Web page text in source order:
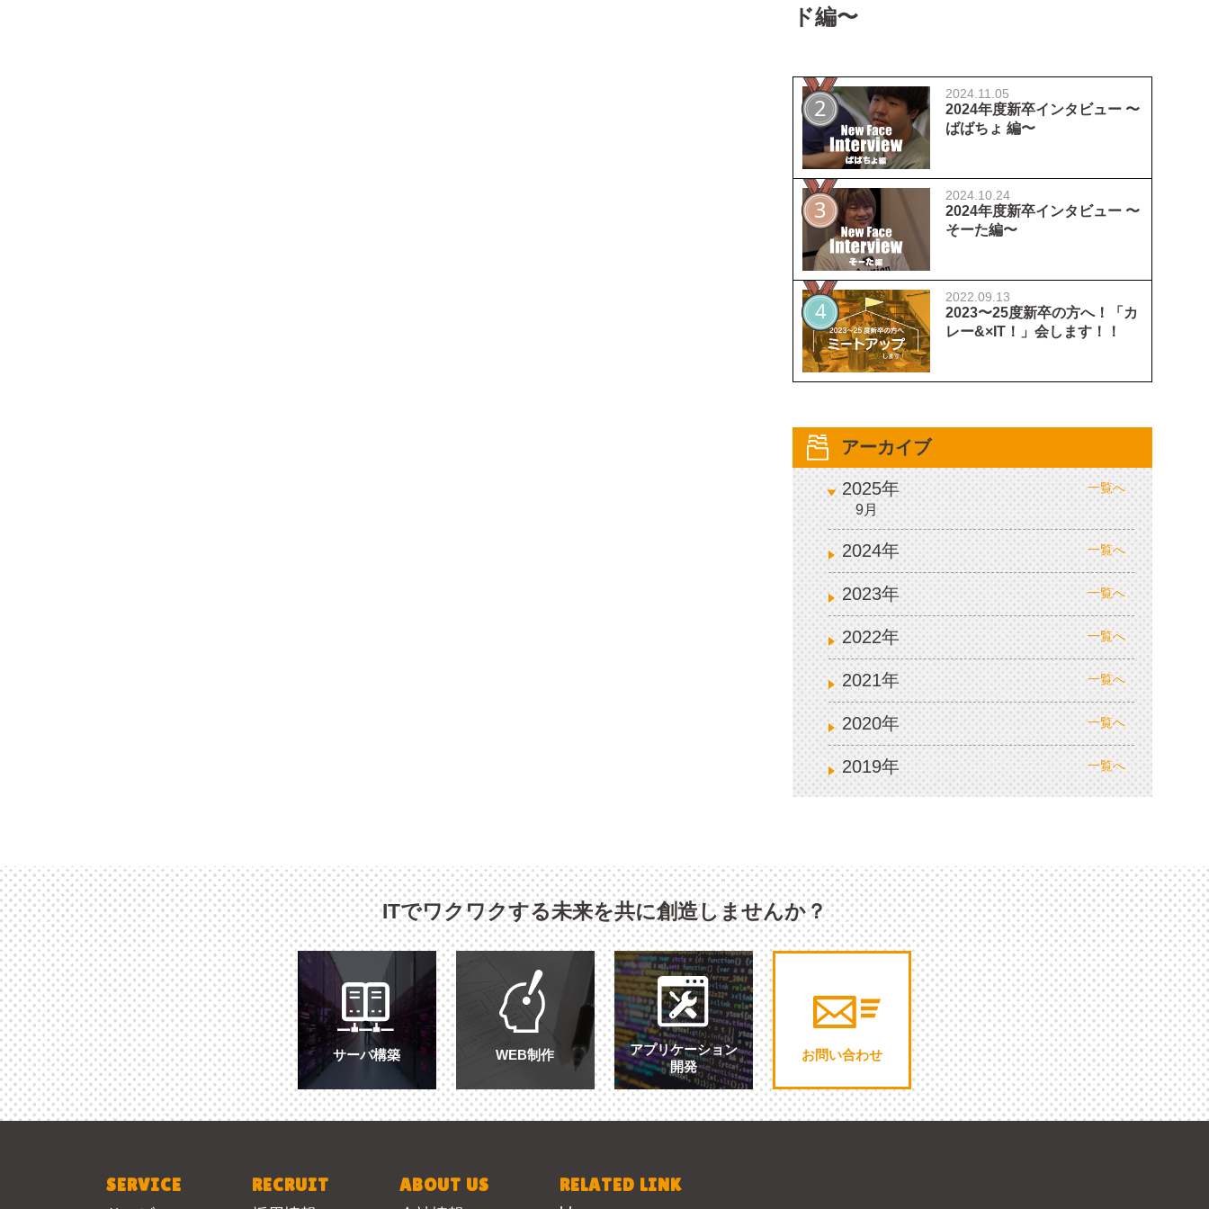
ド編〜
2024.11.05
2024年度新卒インタビュー 〜
ばばちょ 編〜
2024.10.24
2024年度新卒インタビュー 〜
そーた編〜
2022.09.13
2023〜25度新卒の方へ！「カ
レー&×IT！」会します！！
アーカイブ
2025年 一覧へ
9月
2024年 一覧へ
2023年 一覧へ
2022年 一覧へ
2021年 一覧へ
2020年 一覧へ
2019年 一覧へ
ITでワクワクする未来を共に創造しませんか？
サーバ構築 WEB制作
アプリケーション
開発
お問い合わせ
SERVICE RECRUIT ABOUT US RELATED LINK